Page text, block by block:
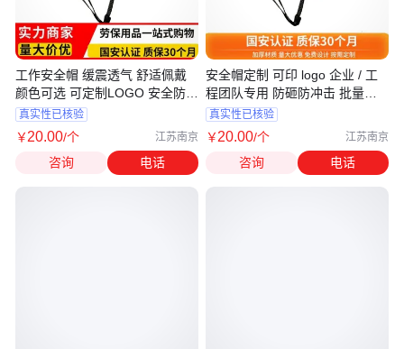
工作安全帽 缓震透气 舒适佩戴
颜色可选 可定制LOGO 安全防护
用
真实性已核验
￥20.00/个 江苏南京
咨询 电话
安全帽定制 可印 logo 企业 / 工
程团队专用 防砸防冲击 批量订
购价优
真实性已核验
￥20.00/个 江苏南京
咨询 电话